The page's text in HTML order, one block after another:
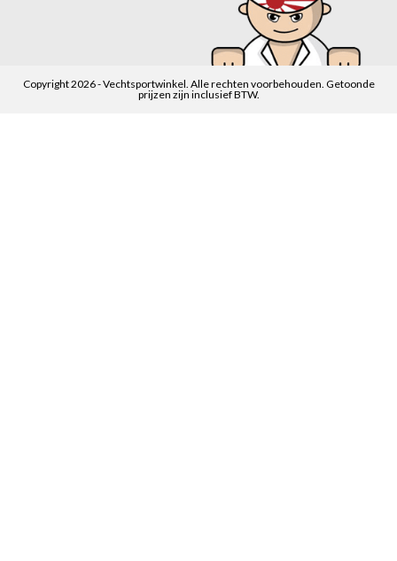
Copyright 2026 - Vechtsportwinkel. Alle rechten voorbehouden. Getoonde
prijzen zijn inclusief BTW.